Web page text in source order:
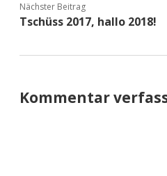
Nächster Beitrag
Tschüss 2017, hallo 2018!
Kommentar